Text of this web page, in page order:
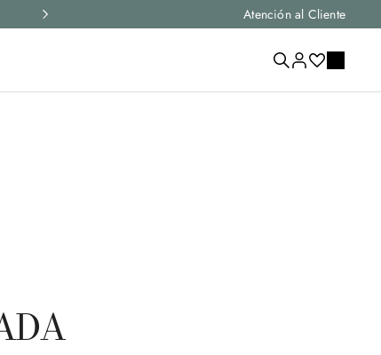
Envío exprés y devoluciones gratis en todos los
Atención al Cliente